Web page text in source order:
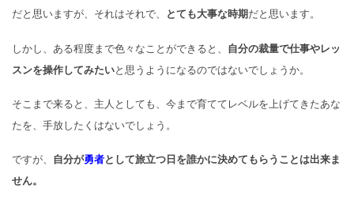
だと思いますが、それはそれで、
とても大事な時期 だと思います。
しかし、ある程度まで色々なことができると、 自分の裁量で仕事やレッ
スンを操作してみたいと思うようになるのではないでしょうか。
そこまで来ると、主人としても、 今まで育ててレベルを上げてきたあな
たを、 手放したくはないでしょう。
ですが、 自分が勇者として旅立つ日を誰かに決めてもらうことは出来ま
せん。